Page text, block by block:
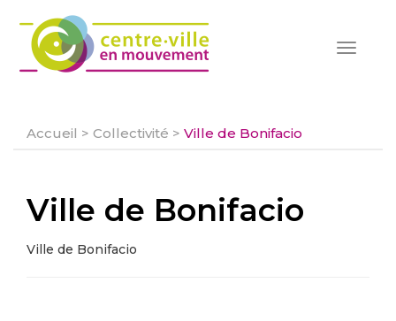
Toggle
Accueil > Collectivité > Ville de Bonifacio
Ville de Bonifacio
Ville de Bonifacio